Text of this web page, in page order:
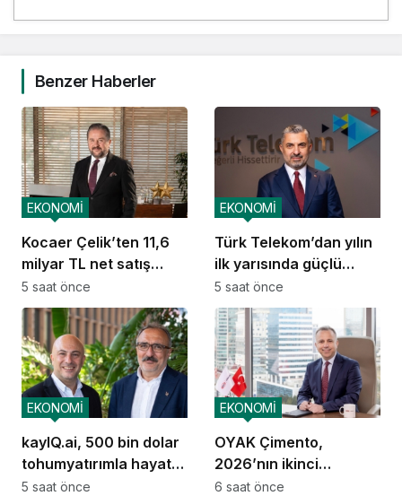
Benzer Haberler
Kocaer Çelik’ten 11,6
milyar TL net satış
geliri
EKONOMİ
5 saat önce
Türk Telekom’dan yılın
ilk yarısında güçlü
performans
EKONOMİ
5 saat önce
kayIQ.ai, 500 bin dolar
tohumyatırımla hayata
geçti
EKONOMİ
5 saat önce
OYAK Çimento,
2026’nın ikinci
çeyreğinde olumlu
EKONOMİ
6 saat önce